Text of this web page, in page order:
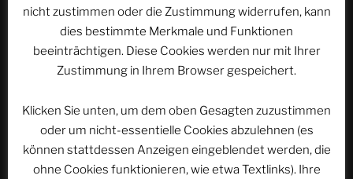
Website
Name, E-Mail-Adresse und Website in diesem
Browser für meinen nächsten Kommentar speichern.
nicht zustimmen oder die Zustimmung widerrufen, kann
dies bestimmte Merkmale und Funktionen
beeinträchtigen. Diese Cookies werden nur mit Ihrer
Zustimmung in Ihrem Browser gespeichert.
Klicken Sie unten, um dem oben Gesagten zuzustimmen
oder um nicht-essentielle Cookies abzulehnen (es
können stattdessen Anzeigen eingeblendet werden, die
ohne Cookies funktionieren, wie etwa Textlinks). Ihre